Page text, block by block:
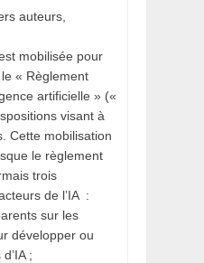
auteurs,
mobilisée pour
« Règlement
artificielle » («
visant à
Cette mobilisation
le règlement
trois
de l’IA :
sur les
développer ou
;